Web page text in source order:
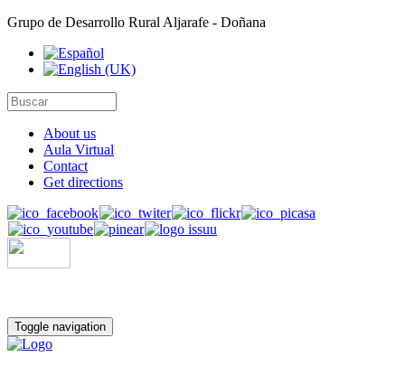
Grupo de Desarrollo Rural Aljarafe - Doñana
About us
Aula Virtual
Contact
Get directions
Toggle navigation